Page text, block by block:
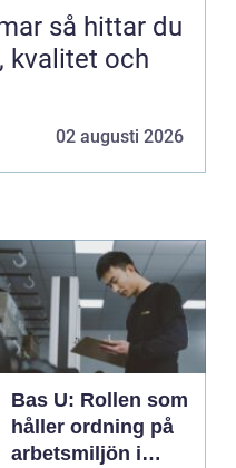
du
kvalitet och
02 augusti 2026
Bas U: Rollen som
håller ordning på
arbetsmiljön i